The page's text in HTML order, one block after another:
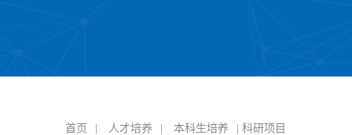
首页 人才培养 本科生培养 | 科研项目